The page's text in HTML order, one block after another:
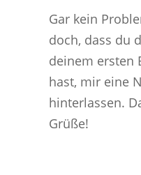
Gar kein
doch, dass du
deinem ersten
hast, mir eine
hinterlassen.
Grüße!